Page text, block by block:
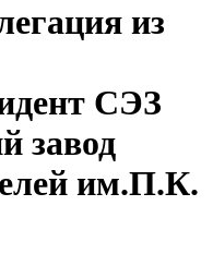
из
СЭЗ
завод
им.П.К.